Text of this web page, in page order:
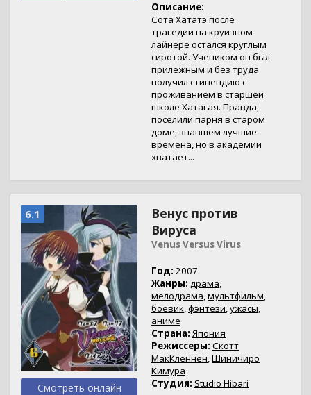
Описание:
Сота Хататэ после
трагедии на круизном
лайнере остался круглым
сиротой. Учеником он был
прилежным и без труда
получил стипендию с
проживанием в старшей
школе Хатагая. Правда,
поселили парня в старом
доме, знавшем лучшие
времена, но в академии
хватает...
6.1
Смотреть онлайн
Венус против
Вируса
Venus Versus Virus
Год: 2007
Жанры: драма,
мелодрама,мультфильм,
боевик,фэнтези,ужасы,
аниме
Страна: Япония
Режиссеры: Скотт
МакКленнен,Шиничиро
Кимура
Студия: Studio Hibari